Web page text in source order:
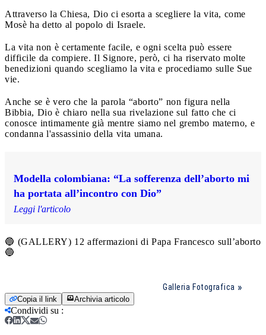
Attraverso la Chiesa, Dio ci esorta a scegliere la vita, come
Mosè ha detto al popolo di Israele.
La vita non è certamente facile, e ogni scelta può essere
difficile da compiere. Il Signore, però, ci ha riservato molte
benedizioni quando scegliamo la vita e procediamo sulle Sue
vie.
Anche se è vero che la parola “aborto” non figura nella
Bibbia, Dio è chiaro nella sua rivelazione sul fatto che ci
conosce intimamente già mentre siamo nel grembo materno, e
condanna l'assassinio della vita umana.
Modella colombiana: “La sofferenza dell’aborto mi
ha portata all’incontro con Dio”
Leggi l'articolo
🔵 (GALLERY) 12 affermazioni di Papa Francesco sull’aborto
🔵
Galleria Fotografica
Copia il link Archivia articolo
Condividi su :